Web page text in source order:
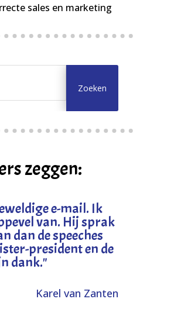
sales en marketing
zeggen:
e-mail. Ik
van. Hij sprak
dan de speeches
president en de
dank."
Karel van Zanten